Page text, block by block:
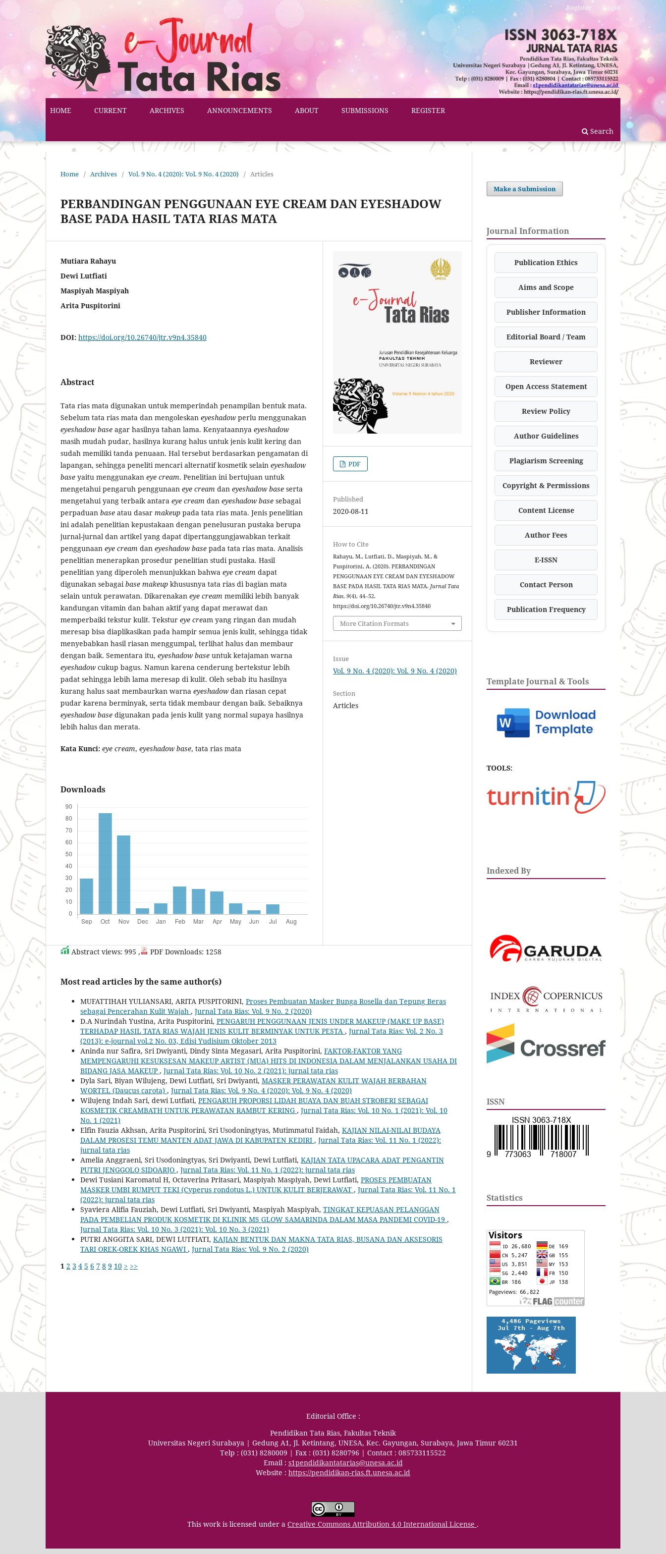
HOME CURRENT ARCHIVES ANNOUNCEMENTS ABOUT SUBMISSIONS REGISTER
Search
Register Login
Home / Archives / Vol. 9 No. 4 (2020): Vol. 9 No. 4 (2020) / Articles
PERBANDINGAN PENGGUNAAN EYE CREAM DAN EYESHADOW
BASE PADA HASIL TATA RIAS MATA
Mutiara Rahayu
Dewi Lutfiati
Maspiyah Maspiyah
Arita Puspitorini
DOI: https://doi.org/10.26740/jtr.v9n4.35840
Abstract
Tata rias mata digunakan untuk memperindah penampilan bentuk mata.
Sebelum tata rias mata dan mengoleskan eyeshadowperlu menggunakan
eyeshadow base agar hasilnya tahan lama. Kenyataannya eyeshadow
masih mudah pudar, hasilnya kurang halus untuk jenis kulit kering dan
sudah memiliki tanda penuaan. Hal tersebut berdasarkan pengamatan di
lapangan, sehingga peneliti mencari alternatif kosmetik selain eyeshadow
base yaitu menggunakan eye cream. Penelitian ini bertujuan untuk
mengetahui pengaruh penggunaan eye cream dan eyeshadow base serta
mengetahui yang terbaik antara eye cream dan eyeshadow base sebagai
perpaduan base atau dasar makeup pada tata rias mata. Jenis penelitian
ini adalah penelitian kepustakaan dengan penelusuran pustaka berupa
jurnal-jurnal dan artikel yang dapat dipertanggungjawabkan terkait
penggunaan eye cream dan eyeshadow base pada tata rias mata. Analisis
penelitian menerapkan prosedur penelitian studi pustaka. Hasil
penelitian yang diperoleh menunjukkan bahwa eye cream dapat
digunakan sebagai base makeup khususnya tata rias di bagian mata
selain untuk perawatan. Dikarenakan eye cream memiliki lebih banyak
kandungan vitamin dan bahan aktif yang dapat merawat dan
memperbaiki tekstur kulit. Tekstur eye cream yang ringan dan mudah
meresap bisa diaplikasikan pada hampir semua jenis kulit, sehingga tidak
menyebabkan hasil riasan menggumpal, terlihat halus dan membaur
dengan baik. Sementara itu, eyeshadow base untuk ketajaman warna
eyeshadowcukup bagus. Namun karena cenderung bertekstur lebih
padat sehingga lebih lama meresap di kulit. Oleh sebab itu hasilnya
kurang halus saat membaurkan warna eyeshadowdan riasan cepat
pudar karena berminyak, serta tidak membaur dengan baik. Sebaiknya
eyeshadow base digunakan pada jenis kulit yang normal supaya hasilnya
lebih halus dan merata.
Kata Kunci: eye cream, eyeshadow base, tata rias mata
Downloads
PDF
Published
2020-08-11
How to Cite
Rahayu, M., Lutfiati, D., Maspiyah, M., &
Puspitorini, A. (2020). PERBANDINGAN
PENGGUNAAN EYE CREAM DAN EYESHADOW
BASE PADA HASIL TATA RIAS MATA. Jurnal Tata
Rias,9(4), 44–52.
https://doi.org/10.26740/jtr.v9n4.35840
More Citation Formats
Issue
Vol. 9 No. 4 (2020): Vol. 9 No. 4 (2020)
Section
Articles
Abstract views: 995 , PDF Downloads: 1258
Most read articles by the same author(s)
MUFATTIHAH YULIANSARI, ARITA PUSPITORINI, Proses Pembuatan Masker Bunga Rosella dan Tepung Beras
sebagai Pencerahan Kulit Wajah , Jurnal Tata Rias: Vol. 9 No. 2 (2020)
D.A Nurindah Yustina, Arita Puspitorini, PENGARUH PENGGUNAAN JENIS UNDER MAKEUP (MAKE UP BASE)
TERHADAP HASIL TATA RIAS WAJAH JENIS KULIT BERMINYAK UNTUK PESTA , Jurnal Tata Rias: Vol. 2 No. 3
(2013): e-journal vol.2 No. 03, Edisi Yudisium Oktober 2013
Aninda nur Safira, Sri Dwiyanti, Dindy Sinta Megasari, Arita Puspitorini, FAKTOR-FAKTOR YANG
MEMPENGARUHI KESUKSESAN MAKEUP ARTIST (MUA) HITS DI INDONESIA DALAM MENJALANKAN USAHA DI
BIDANG JASA MAKEUP , Jurnal Tata Rias: Vol. 10 No. 2 (2021): jurnal tata rias
Dyla Sari, Biyan Wilujeng, Dewi Lutfiati, Sri Dwiyanti, MASKER PERAWATAN KULIT WAJAH BERBAHAN
WORTEL (Daucus carota) , Jurnal Tata Rias: Vol. 9 No. 4 (2020): Vol. 9 No. 4 (2020)
Wilujeng Indah Sari, dewi Lutfiati, PENGARUH PROPORSI LIDAH BUAYA DAN BUAH STROBERI SEBAGAI
KOSMETIK CREAMBATH UNTUK PERAWATAN RAMBUT KERING , Jurnal Tata Rias: Vol. 10 No. 1 (2021): Vol. 10
No. 1 (2021)
Elfin Fauzia Akhsan, Arita Puspitorini, Sri Usodoningtyas, Mutimmatul Faidah, KAJIAN NILAI-NILAI BUDAYA
DALAM PROSESI TEMU MANTEN ADAT JAWA DI KABUPATEN KEDIRI , Jurnal Tata Rias: Vol. 11 No. 1 (2022):
jurnal tata rias
Amelia Anggraeni, Sri Usodoningtyas, Sri Dwiyanti, Dewi Lutfiati, KAJIAN TATA UPACARA ADAT PENGANTIN
PUTRI JENGGOLO SIDOARJO , Jurnal Tata Rias: Vol. 11 No. 1 (2022): jurnal tata rias
Dewi Tusiani Karomatul H, Octaverina Pritasari, Maspiyah Maspiyah, Dewi Lutfiati, PROSES PEMBUATAN
MASKER UMBI RUMPUT TEKI (Cyperus rondotus L.) UNTUK KULIT BERJERAWAT , Jurnal Tata Rias: Vol. 11 No. 1
(2022): jurnal tata rias
Syaviera Alifia Fauziah, Dewi Lutfiati, Sri Dwiyanti, Maspiyah Maspiyah, TINGKAT KEPUASAN PELANGGAN
PADA PEMBELIAN PRODUK KOSMETIK DI KLINIK MS GLOW SAMARINDA DALAM MASA PANDEMI COVID-19 ,
Jurnal Tata Rias: Vol. 10 No. 3 (2021): Vol. 10 No. 3 (2021)
PUTRI ANGGITA SARI, DEWI LUTFIATI, KAJIAN BENTUK DAN MAKNA TATA RIAS, BUSANA DAN AKSESORIS
TARI OREK-OREK KHAS NGAWI , Jurnal Tata Rias: Vol. 9 No. 2 (2020)
1 2 3 4 5 6 7 8 9 10 > >>
Make a Submission
Journal Information
Publication Ethics
Aims and Scope
Publisher Information
Editorial Board / Team
Reviewer
Open Access Statement
Review Policy
Author Guidelines
Plagiarism Screening
Copyright & Permissions
Content License
Author Fees
E-ISSN
Contact Person
Publication Frequency
Template Journal & Tools
TOOLS:
Indexed By
ISSN
Statistics
Editorial Office :
Pendidikan Tata Rias, Fakultas Teknik
Universitas Negeri Surabaya | Gedung A1, Jl. Ketintang, UNESA, Kec. Gayungan, Surabaya, Jawa Timur 60231
Telp : (031) 8280009 | Fax : (031) 8280796 | Contact : 085733115522
Email : s1pendidikantatarias@unesa.ac.id
Website : https://pendidikan-rias.ft.unesa.ac.id
This work is licensed under a Creative Commons Attribution 4.0 International License .